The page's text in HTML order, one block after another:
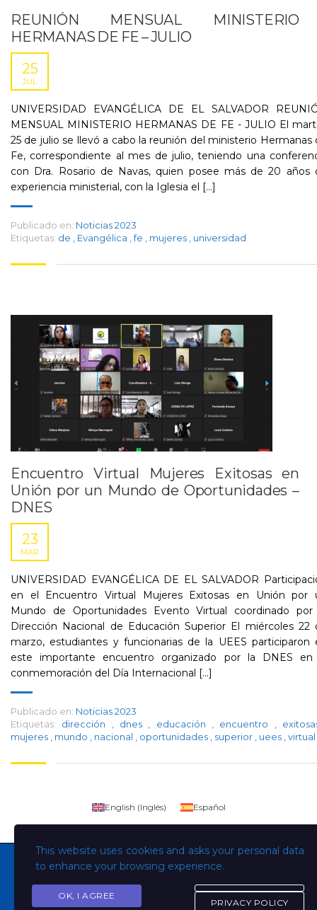
REUNIÓN MENSUAL MINISTERIO
HERMANAS DE FE – JULIO
25
JUL
UNIVERSIDAD EVANGÉLICA DE EL SALVADOR
MENSUAL MINISTERIO HERMANAS DE FE - JULIO​ El
25 de julio se llevó a cabo la reunión del ministerio Hermanas
Fe, correspondiente al mes de julio, teniendo una
con Dra. Rosario de Navas, quien posee más de 20 años
experiencia ministerial, con la Iglesia el [...]
Publicado en: Noticias 2023
Etiquetas: de Evangélica fe mujeres universidad
Encuentro Virtual Mujeres Exitosas en
Unión por un Mundo de Oportunidades –
DNES
23
MAR
UNIVERSIDAD EVANGÉLICA DE EL SALVADOR
en el Encuentro Virtual Mujeres Exitosas en Unión por
Mundo de Oportunidades Evento Virtual coordinado por
Dirección Nacional de Educación Superior El miércoles 22
marzo, estudiantes y funcionarias de la UEES participaron
este importante encuentro organizado por la DNES en
conmemoración del Día Internacional [...]
Publicado en: Noticias 2023
Etiquetas:
dirección dnes educación encuentro
mujeres
mundo nacional oportunidades superior uees virtual
Copyright © Todos los derechos son de la Universidad
This website uses cookies and asks your personal data
to enhance your browsing experience.
OK, I AGREE
PRIVACY POLICY
English (Inglés) Español